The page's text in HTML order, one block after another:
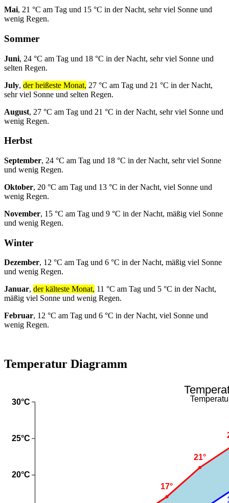
Mai, 21 °C am Tag und 15 °C in der Nacht, sehr viel Sonne und
wenig Regen.
Sommer
Juni, 24 °C am Tag und 18 °C in der Nacht, sehr viel Sonne und
selten Regen.
July, der heißeste Monat, 27 °C am Tag und 21 °C in der Nacht,
sehr viel Sonne und selten Regen.
August, 27 °C am Tag und 21 °C in der Nacht, sehr viel Sonne und
wenig Regen.
Herbst
September, 24 °C am Tag und 18 °C in der Nacht, sehr viel Sonne
und wenig Regen.
Oktober, 20 °C am Tag und 13 °C in der Nacht, viel Sonne und
wenig Regen.
November, 15 °C am Tag und 9 °C in der Nacht, mäßig viel Sonne
und wenig Regen.
Winter
Dezember, 12 °C am Tag und 6 °C in der Nacht, mäßig viel Sonne
und wenig Regen.
Januar, der kälteste Monat, 11 °C am Tag und 5 °C in der Nacht,
mäßig viel Sonne und wenig Regen.
Februar, 12 °C am Tag und 6 °C in der Nacht, viel Sonne und
wenig Regen.
Temperatur Diagramm